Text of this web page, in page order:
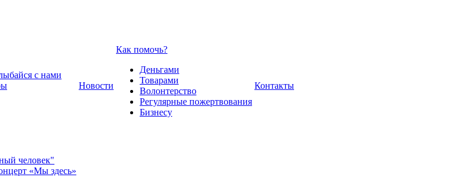
с нами
человек"
«Мы здесь»
Новости
Как помочь?
Деньгами
Товарами
Волонтерство
Регулярные пожертвования
Бизнесу
Контакты